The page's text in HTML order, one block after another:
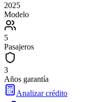
2025
Modelo
5
Pasajeros
3
Años garantía
Analizar crédito